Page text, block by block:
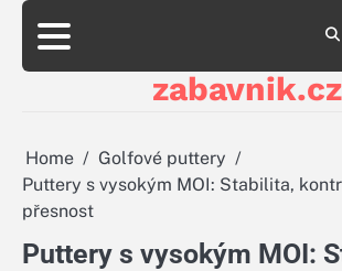
Skip
content
zabavnik.cz
Home
Golfové puttery
Puttery s vysokým MOI: Stabilita,
přesnost
Puttery s vysokým MOI: